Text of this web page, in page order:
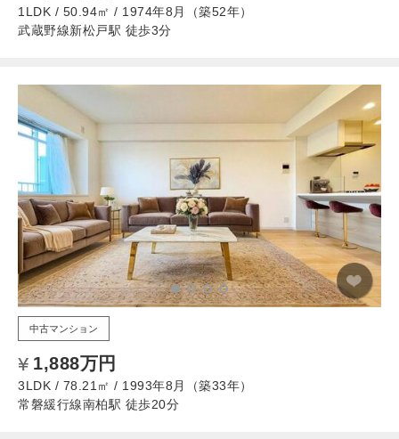
1LDK / 50.94㎡ / 1974年8月（築52年）
武蔵野線新松戸駅 徒歩3分
中古マンション
1,888万円
3LDK / 78.21㎡ / 1993年8月（築33年）
常磐緩行線南柏駅 徒歩20分